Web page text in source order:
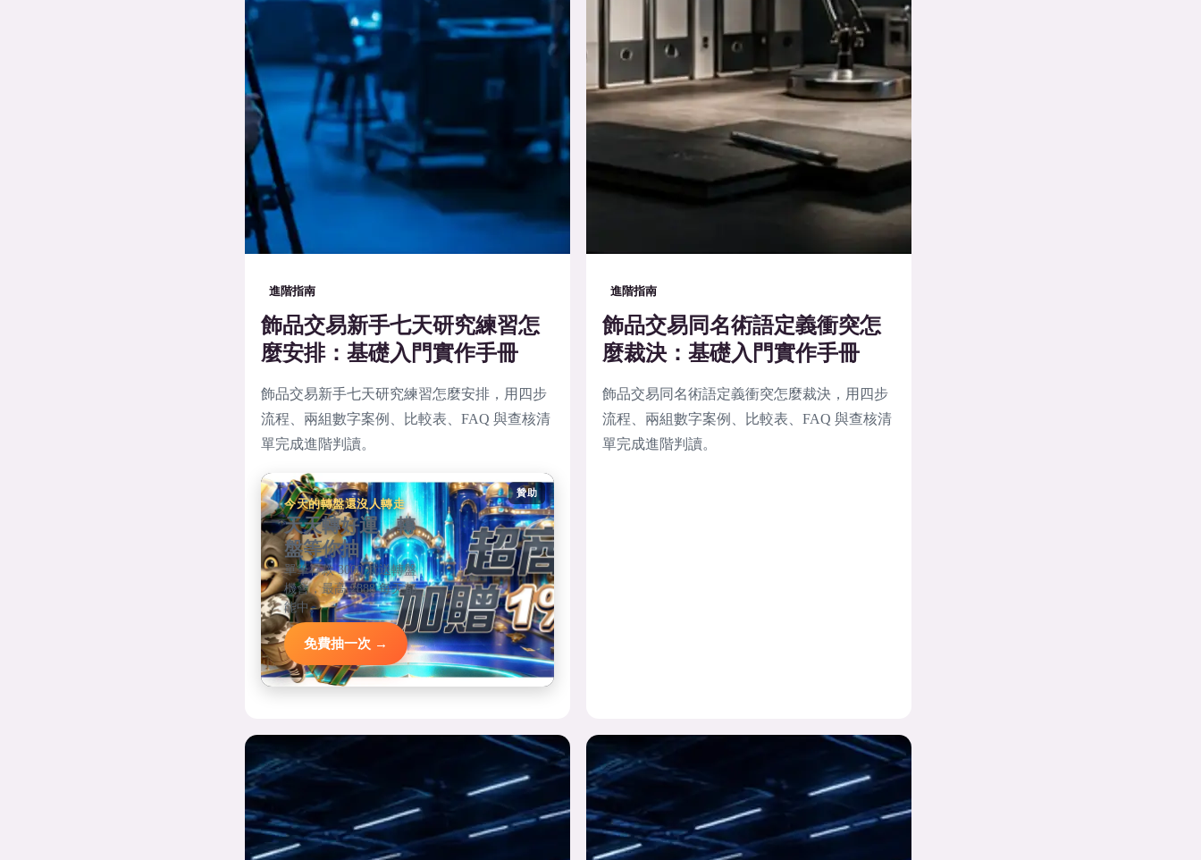
進階指南
飾品交易新手七天研究練習怎
麼安排：基礎入門實作手冊
飾品交易新手七天研究練習怎麼安排，用四步
流程、兩組數字案例、比較表、FAQ 與查核清
單完成進階判讀。
贊助
今天的轉盤還沒人轉走
天天轉好運，轉
盤等你抽
單筆存款 3000 就送轉盤
機會，最高 2888 每天都
能中。
免費抽一次 →
進階指南
飾品交易同名術語定義衝突怎
麼裁決：基礎入門實作手冊
飾品交易同名術語定義衝突怎麼裁決，用四步
流程、兩組數字案例、比較表、FAQ 與查核清
單完成進階判讀。